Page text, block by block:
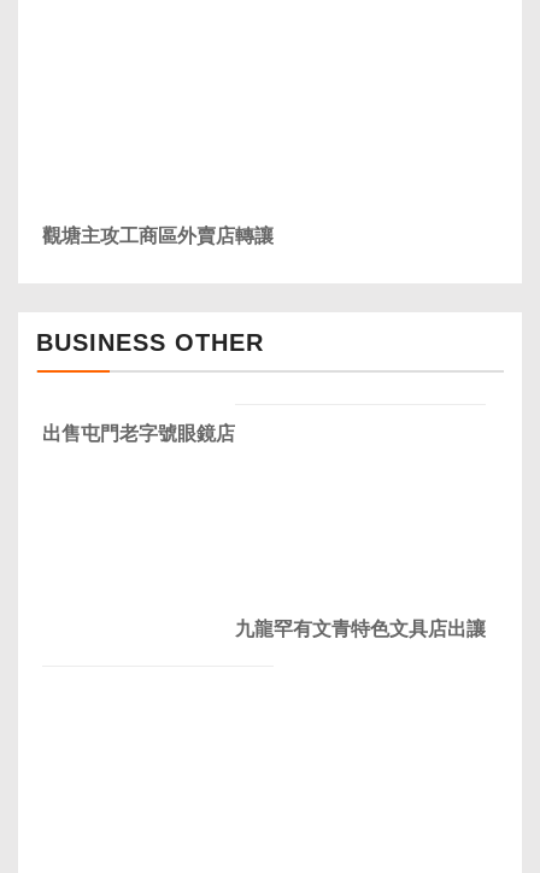
觀塘主攻工商區外賣店轉讓
BUSINESS OTHER
出售屯門老字號眼鏡店
九龍罕有文青特色文具店出讓